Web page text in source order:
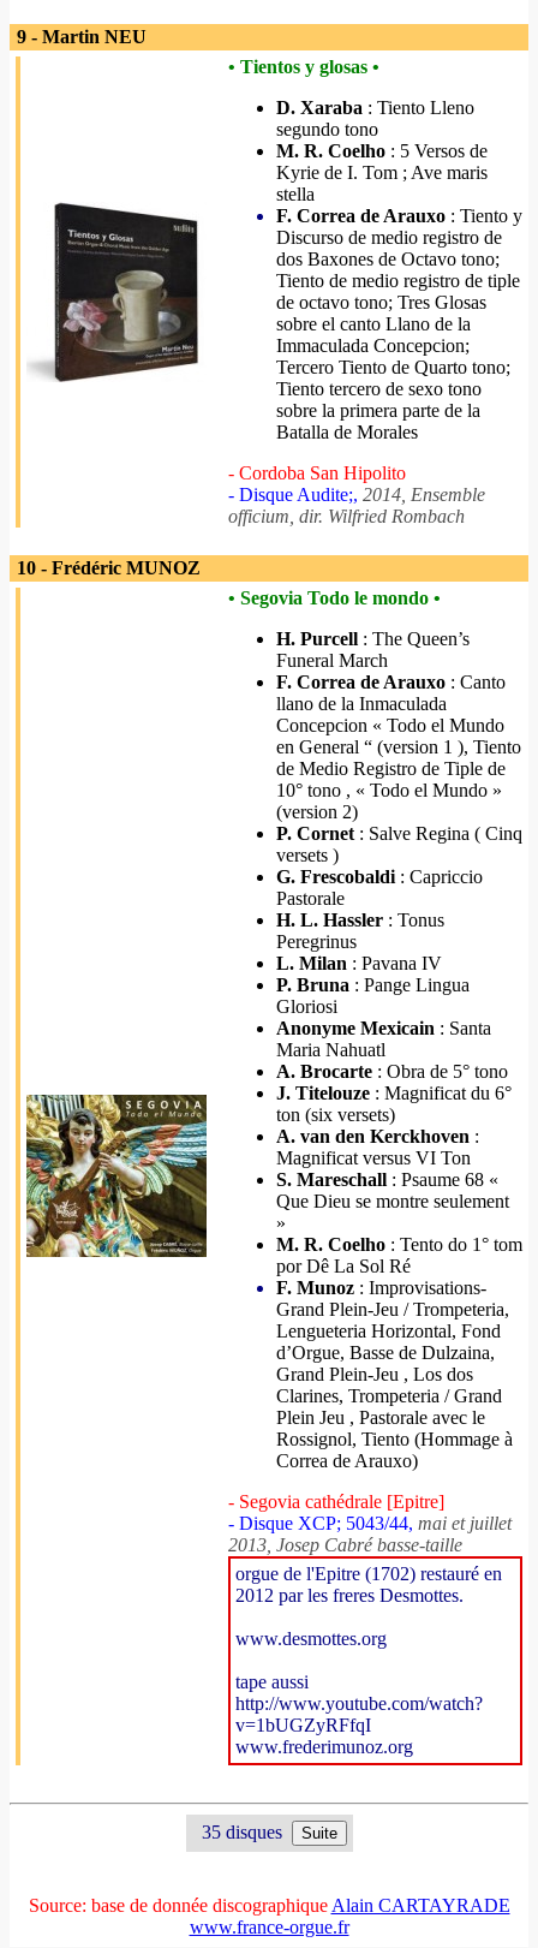
9 - Martin NEU
• Tientos y glosas •
D. Xaraba : Tiento Lleno
segundo tono
M. R. Coelho : 5 Versos de
Kyrie de I. Tom ; Ave maris
stella
F. Correa de Arauxo : Tiento y
Discurso de medio registro de
dos Baxones de Octavo tono;
Tiento de medio registro de tiple
de octavo tono; Tres Glosas
sobre el canto Llano de la
Immaculada Concepcion;
Tercero Tiento de Quarto tono;
Tiento tercero de sexo tono
sobre la primera parte de la
Batalla de Morales
- Cordoba San Hipolito
- Disque Audite;, 2014, Ensemble
officium, dir. Wilfried Rombach
10 - Frédéric MUNOZ
• Segovia Todo le mondo •
H. Purcell : The Queen’s
Funeral March
F. Correa de Arauxo : Canto
llano de la Inmaculada
Concepcion « Todo el Mundo
en General “ (version 1 ), Tiento
de Medio Registro de Tiple de
10° tono , « Todo el Mundo »
(version 2)
P. Cornet : Salve Regina ( Cinq
versets )
G. Frescobaldi : Capriccio
Pastorale
H. L. Hassler : Tonus
Peregrinus
L. Milan : Pavana IV
P. Bruna : Pange Lingua
Gloriosi
Anonyme Mexicain : Santa
Maria Nahuatl
A. Brocarte : Obra de 5° tono
J. Titelouze : Magnificat du 6°
ton (six versets)
A. van den Kerckhoven :
Magnificat versus VI Ton
S. Mareschall : Psaume 68 «
Que Dieu se montre seulement
»
M. R. Coelho : Tento do 1° tom
por Dê La Sol Ré
F. Munoz : Improvisations-
Grand Plein-Jeu / Trompeteria,
Lengueteria Horizontal, Fond
d’Orgue, Basse de Dulzaina,
Grand Plein-Jeu , Los dos
Clarines, Trompeteria / Grand
Plein Jeu , Pastorale avec le
Rossignol, Tiento (Hommage à
Correa de Arauxo)
- Segovia cathédrale [Epitre]
- Disque XCP; 5043/44, mai et juillet
2013, Josep Cabré basse-taille
orgue de l'Epitre (1702) restauré en
2012 par les freres Desmottes.
www.desmottes.org
tape aussi
http://www.youtube.com/watch?
v=1bUGZyRFfqI
www.frederimunoz.org
35 disques
Source: base de donnée discographique Alain CARTAYRADE
www.france-orgue.fr